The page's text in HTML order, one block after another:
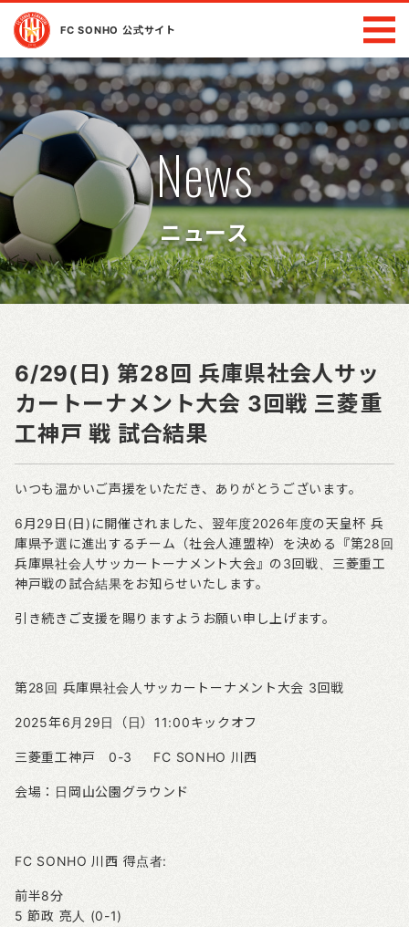
FC SONHO 公式サイト
News
ニュース
6/29(日) 第28回 兵庫県社会人サッ
カートーナメント大会 3回戦 三菱重
工神戸 戦 試合結果
いつも温かいご声援をいただき、ありがとうございます。
6月29日(日)に開催されました、翌年度2026年度の天皇杯 兵
庫県予選に進出するチーム（社会人連盟枠）を決める『第28回
兵庫県社会人サッカートーナメント大会』の3回戦、三菱重工
神戸戦の試合結果をお知らせいたします。
引き続きご支援を賜りますようお願い申し上げます。
第28回 兵庫県社会人サッカートーナメント大会 3回戦
2025年6月29日（日）11:00キックオフ
三菱重工神戸 0-3 FC SONHO 川西
会場：日岡山公園グラウンド
FC SONHO 川西 得点者:
前半8分
5 節政 亮人 (0-1)